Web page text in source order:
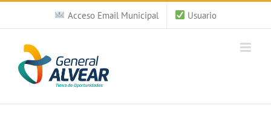
Saltar
contenido
Acceso Email Municipal Usuario